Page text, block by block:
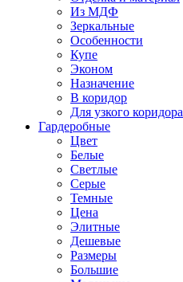
Из МДФ
Зеркальные
Особенности
Купе
Эконом
Назначение
В коридор
Для узкого коридора
Гардеробные
Цвет
Белые
Светлые
Серые
Темные
Цена
Элитные
Дешевые
Размеры
Большие